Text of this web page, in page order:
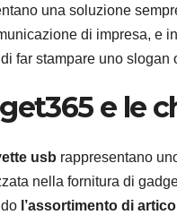
una soluzione
di impresa, e
far stampare uno
e le
usb rappresentano
nella fornitura di
l’assortimento di